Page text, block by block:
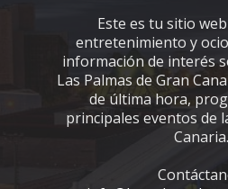
Este es tu sitio
entretenimiento y
información de interés
Las Palmas de Gran
de última hora,
principales eventos de
Canaria.